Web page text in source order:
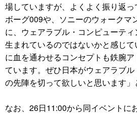
場していますが、よくよく振り返
ボーグ009や、ソニーのウォークマ
に、ウェアラブル・コンピューテ
生まれているのではないかと感じ
に血を通わせるコンセプトも鉄腕
ています。ぜひ日本がウェアラブ
の先陣を切って欲しいと思います」
なお、26日11:00から同イベントに